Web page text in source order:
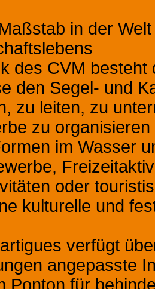
in der
des CVM besteht
den Segel- und
zu leiten, zu
zu
im Wasser
oder
kulturelle und
verfügt
angepasste
Ponton für